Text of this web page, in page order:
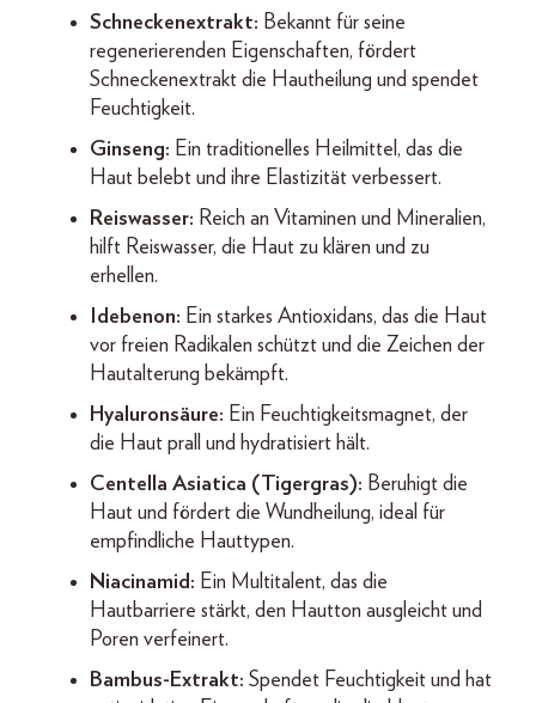
Schneckenextrakt: Bekannt für seine
regenerierenden Eigenschaften, fördert
Schneckenextrakt die Hautheilung und spendet
Feuchtigkeit.
Ginseng: Ein traditionelles Heilmittel, das die
Haut belebt und ihre Elastizität verbessert.
Reiswasser: Reich an Vitaminen und Mineralien,
hilft Reiswasser, die Haut zu klären und zu
erhellen.
Idebenon: Ein starkes Antioxidans, das die Haut
vor freien Radikalen schützt und die Zeichen der
Hautalterung bekämpft.
Hyaluronsäure: Ein Feuchtigkeitsmagnet, der
die Haut prall und hydratisiert hält.
Centella Asiatica (Tigergras): Beruhigt die
Haut und fördert die Wundheilung, ideal für
empfindliche Hauttypen.
Niacinamid: Ein Multitalent, das die
Hautbarriere stärkt, den Hautton ausgleicht und
Poren verfeinert.
Bambus-Extrakt: Spendet Feuchtigkeit und hat